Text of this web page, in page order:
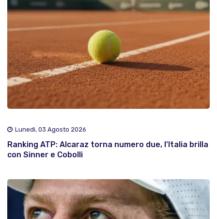
Lunedì, 03 Agosto 2026
Ranking ATP: Alcaraz torna numero due, l'Italia brilla
con Sinner e Cobolli